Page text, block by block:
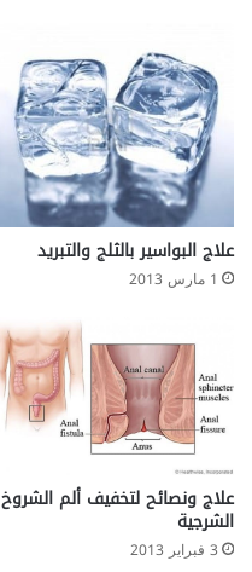
علاج البواسير بالثلج والتبريد
1 مارس 2013
علاج ونصائح لتخفيف ألم الشروخ
الشرجية
3 فبراير 2013